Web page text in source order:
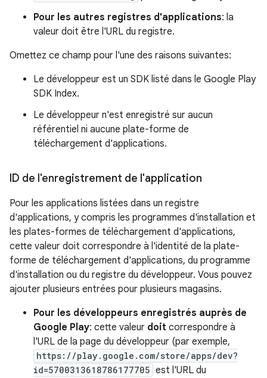
Pour les autres registres d'applications: la
valeur doit être l'URL du registre.
Omettez ce champ pour l'une des raisons suivantes:
Le développeur est un SDK listé dans le Google Play
SDK Index.
Le développeur n'est enregistré sur aucun
référentiel ni aucune plate-forme de
téléchargement d'applications.
ID de l'enregistrement de l'application
Pour les applications listées dans un registre
d'applications, y compris les programmes d'installation et
les plates-formes de téléchargement d'applications,
cette valeur doit correspondre à l'identité de la plate-
forme de téléchargement d'applications, du programme
d'installation ou du registre du développeur. Vous pouvez
ajouter plusieurs entrées pour plusieurs magasins.
Pour les développeurs enregistrés auprès de
Google Play: cette valeur doit correspondre à
l'URL de la page du développeur (par exemple,
https://play.google.com/store/apps/dev?
id=5700313618786177705 est l'URL du